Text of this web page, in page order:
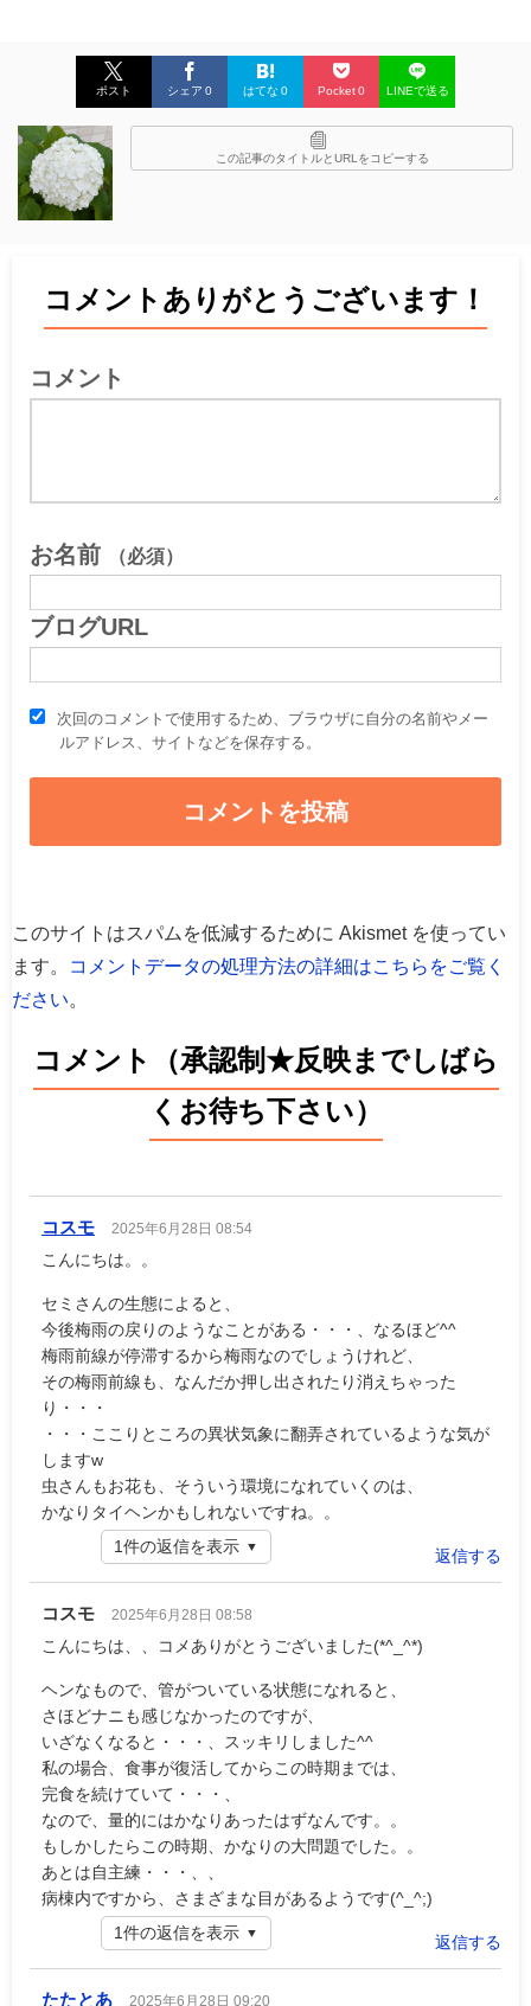
ポスト シェア 0 はてな 0 Pocket0 LINEで送る
この記事のタイトルとURLをコピーする
コメントありがとうございます！
コメント
お名前 （必須）
ブログURL
次回のコメントで使用するため、ブラウザに自分の名前やメー
ルアドレス、サイトなどを保存する。
このサイトはスパムを低減するために Akismet を使ってい
ます。
コメントデータの処理方法の詳細はこちらをご覧く
ださい。
コメント（承認制★反映までしばら
くお待ち下さい）
コスモ 2025年6月28日 08:54
こんにちは。。
セミさんの生態によると、
今後梅雨の戻りのようなことがある・・・、なるほど^^
梅雨前線が停滞するから梅雨なのでしょうけれど、
その梅雨前線も、なんだか押し出されたり消えちゃった
り・・・
・・・ここりところの異状気象に翻弄されているような気が
しますw
虫さんもお花も、そういう環境になれていくのは、
かなりタイヘンかもしれないですね。。
返信する
1件の返信を表示
コスモ 2025年6月28日 08:58
こんにちは、、コメありがとうございました(*^_^*)
ヘンなもので、管がついている状態になれると、
さほどナニも感じなかったのですが、
いざなくなると・・・、スッキリしました^^
私の場合、食事が復活してからこの時期までは、
完食を続けていて・・・、
なので、量的にはかなりあったはずなんです。。
もしかしたらこの時期、かなりの大問題でした。。
あとは自主練・・・、、
病棟内ですから、さまざまな目があるようです(^_^;)
返信する
1件の返信を表示
たたとあ 2025年6月28日 09:20